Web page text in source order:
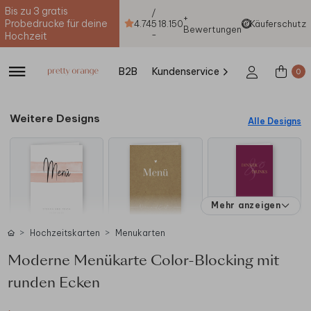
Bis zu 3 gratis
Probedrucke für deine
Hochzeit
4.74
/
5
-
18.150+
Bewertungen
Käuferschutz
B2B Kundenservice 0
Weitere Designs Alle Designs
Mehr anzeigen
Hochzeitskarten Menukarten
Moderne Menükarte Color-Blocking mit
runden Ecken